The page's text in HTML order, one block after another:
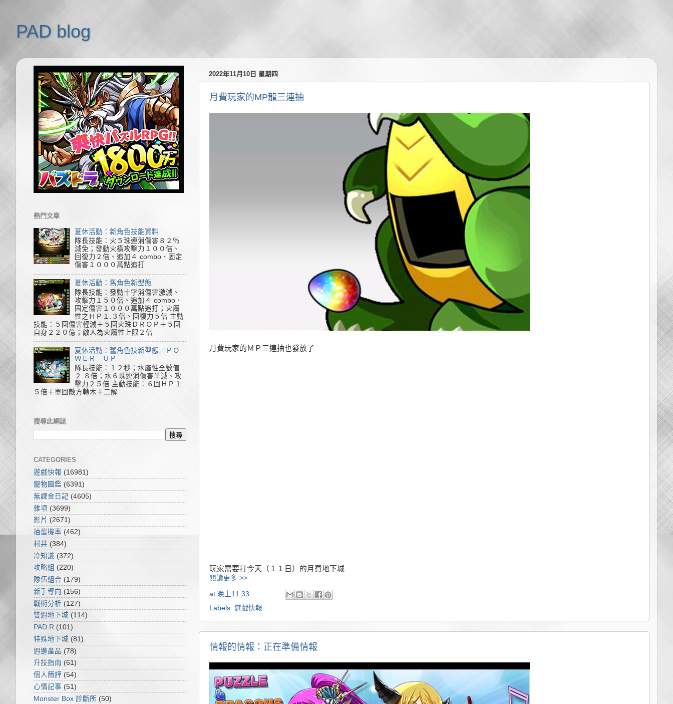
PAD blog
2022年11月10日 星期四
月費玩家的MP龍三連抽
月費玩家的ＭＰ三連抽也發放了
玩家需要打今天（１１日）的月費地下城
閱讀更多 >>
at 晚上11:33
Labels: 遊戲快報
情報的情報：正在準備情報
熱門文章
夏休活動：新角色技能資料
隊長技能：火５珠連消傷害８２％
減免；發動火橫攻擊力１００倍、
回復力２倍、追加４ combo、固定
傷害１０００萬點追打
夏休活動：舊角色新型態
隊長技能：發動十字消傷害激減、
攻擊力１５０倍、追加４ combo、
固定傷害１０００萬點追打；火屬
性之ＨＰ１.３倍、回復力５倍 主動
技能：５回傷害輕減＋５回火珠ＤＲＯＰ＋５回
自身２２０億；敵人為火屬性上限２倍
夏休活動：舊角色技新型態／ＰＯ
ＷＥＲ ＵＰ
隊長技能：１２秒；水屬性全數值
２.８倍；水６珠連消傷害半減、攻
擊力２５倍 主動技能：６回ＨＰ１.
５倍＋單回敵方轉木＋二解
搜尋此網誌
CATEGORIES
遊戲快報 (16981)
寵物圖鑑 (6391)
無課金日記 (4605)
雜項 (3699)
影片 (2671)
抽蛋機率 (462)
村井 (384)
冷知識 (372)
攻略組 (220)
隊伍組合 (179)
新手導向 (156)
戰術分析 (127)
雙週地下城 (114)
PAD R (101)
特殊地下城 (81)
週邊產品 (78)
升技指南 (61)
個人簡評 (54)
心情記事 (51)
Monster Box 診斷所 (50)